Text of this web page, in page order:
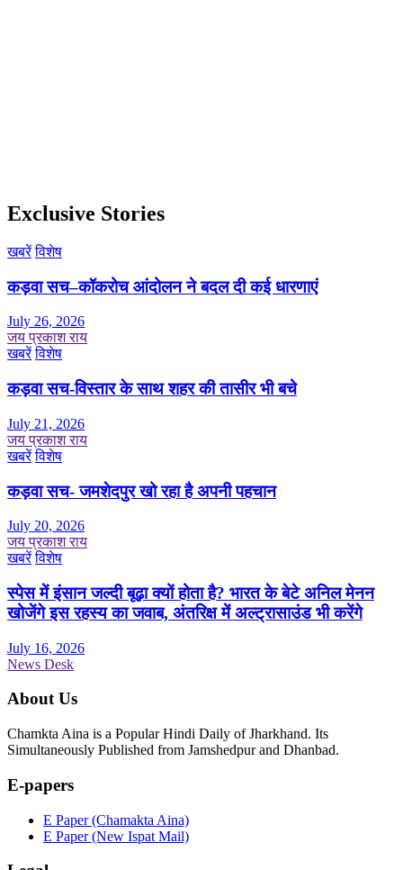
Exclusive Stories
खबरें विशेष
कड़वा सच–कॉकरोच आंदोलन ने बदल दी कई धारणाएं
July 26, 2026
जय प्रकाश राय
खबरें विशेष
कड़वा सच-विस्तार के साथ शहर की तासीर भी बचे
July 21, 2026
जय प्रकाश राय
खबरें विशेष
कड़वा सच- जमशेदपुर खो रहा है अपनी पहचान
July 20, 2026
जय प्रकाश राय
खबरें विशेष
स्पेस में इंसान जल्दी बूढ़ा क्यों होता है? भारत के बेटे अनिल मेनन
खोजेंगे इस रहस्य का जवाब, अंतरिक्ष में अल्ट्रासाउंड भी करेंगे
July 16, 2026
News Desk
About Us
Chamkta Aina is a Popular Hindi Daily of Jharkhand. Its
Simultaneously Published from Jamshedpur and Dhanbad.
E-papers
E Paper (Chamakta Aina)
E Paper (New Ispat Mail)